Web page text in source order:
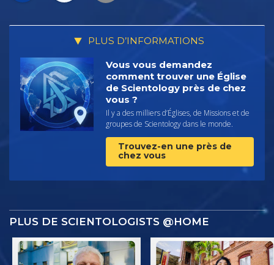
PLUS D’INFORMATIONS
Vous vous demandez
comment trouver une Église
de Scientology près de chez
vous ?
Il y a des milliers d’Églises, de Missions et de
groupes de Scientology dans le monde.
Trouvez-en une près de
chez vous
PLUS DE SCIENTOLOGISTS @HOME